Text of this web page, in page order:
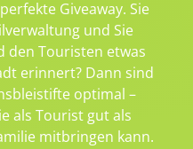
Giveaway. Sie
und Sie
den Touristen etwas
erinnert? Dann sind
optimal –
als Tourist gut als
mitbringen kann.